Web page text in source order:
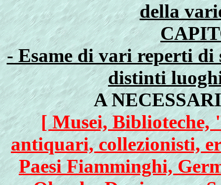
della
- Esame di vari reperti
distinti
A
[ Musei, Biblioteche,
antiquari, collezionisti,
Paesi Fiamminghi,